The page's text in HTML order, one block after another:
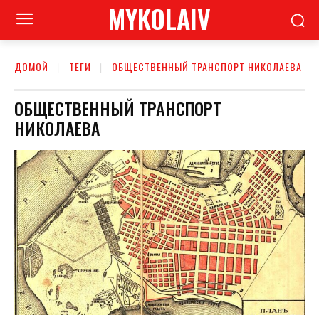
MYKOLAIV
ДОМОЙ ТЕГИ ОБЩЕСТВЕННЫЙ ТРАНСПОРТ НИКОЛАЕВА
ОБЩЕСТВЕННЫЙ ТРАНСПОРТ
НИКОЛАЕВА